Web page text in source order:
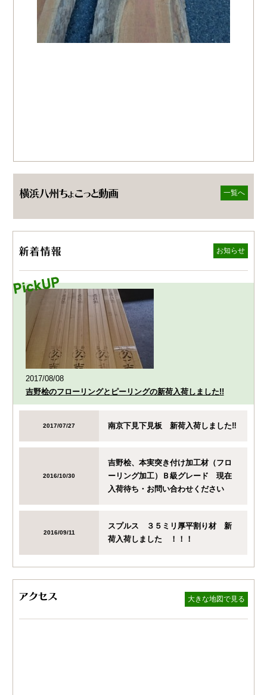
一覧へ
お知らせ
2017/08/08
吉野桧のフローリングとピーリングの新荷入荷しました!!
2017/07/27 南京下見下見板 新荷入荷しました‼
2016/10/30
吉野桧、本実突き付け加工材（フロ
ーリング加工）Ｂ級グレード 現在
入荷待ち・お問い合わせください
2016/09/11
スプルス ３５ミリ厚平割り材 新
荷入荷しました ！！！
大きな地図で見る